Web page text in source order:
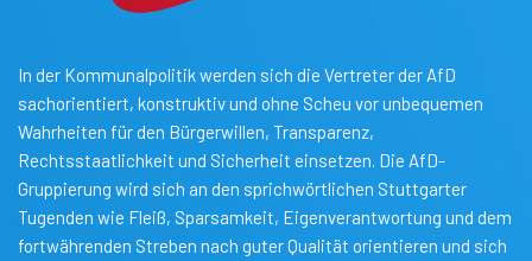
In der Kommunalpolitik werden sich die Vertreter der AfD
sachorientiert, konstruktiv und ohne Scheu vor unbequemen
Wahrheiten für den Bürgerwillen, Transparenz,
Rechtsstaatlichkeit und Sicherheit einsetzen. Die AfD-
Gruppierung wird sich an den sprichwörtlichen Stuttgarter
Tugenden wie Fleiß, Sparsamkeit, Eigenverantwortung und dem
fortwährenden Streben nach guter Qualität orientieren und sich